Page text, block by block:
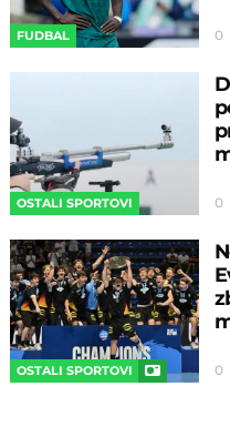
FUDBAL 0
OSTALI SPORTOVI 0
OSTALI SPORTOVI 0